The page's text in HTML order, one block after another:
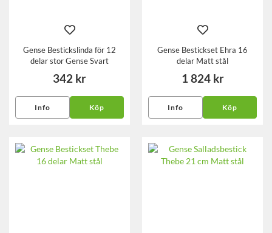
Gense Bestickslinda för 12
delar stor Gense Svart
342 kr
Info Köp
Gense Bestickset Ehra 16
delar Matt stål
1 824 kr
Info Köp